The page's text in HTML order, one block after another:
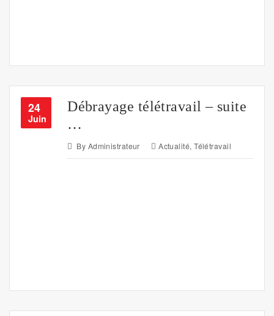
24
Juin
Débrayage télétravail – suite
…
By Administrateur Actualité,Télétravail